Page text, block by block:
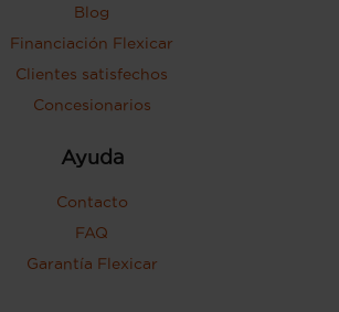
Blog
Financiación Flexicar
Clientes satisfechos
Concesionarios
Ayuda
Contacto
FAQ
Garantía Flexicar